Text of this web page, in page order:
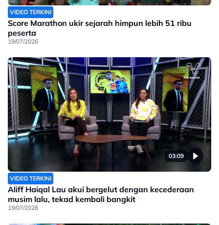
VIDEO TERKINI
Score Marathon ukir sejarah himpun lebih 51 ribu
peserta
19/07/2026
03:09
VIDEO TERKINI
Aliff Haiqal Lau akui bergelut dengan kecederaan
musim lalu, tekad kembali bangkit
19/07/2026